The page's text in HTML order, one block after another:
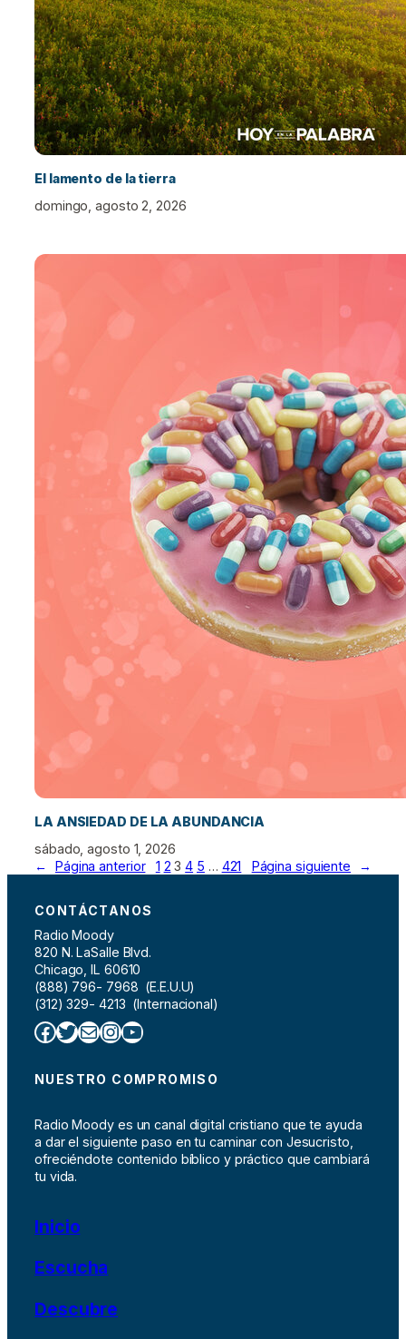
El lamento de la tierra
domingo, agosto 2, 2026
LA ANSIEDAD DE LA ABUNDANCIA
sábado, agosto 1, 2026
←
Página anterior 1 2 3 4 5 … 421 Página siguiente →
CONTÁCTANOS
Radio Moody
820 N. LaSalle Blvd.
Chicago, IL 60610
(888) 796- 7968 (E.E.U.U)
(312) 329- 4213 (Internacional)
Facebook Twitter Correo electrónico InstagramYouTube
NUESTRO COMPROMISO
Radio Moody es un canal digital cristiano que te ayuda
a dar el siguiente paso en tu caminar con Jesucristo,
ofreciéndote contenido bíblico y práctico que cambiará
tu vida.
Inicio
Escucha
Descubre